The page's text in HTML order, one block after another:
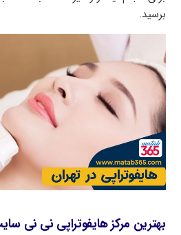
برسید.
بهترین مرکز هایفوتراپی نی نی